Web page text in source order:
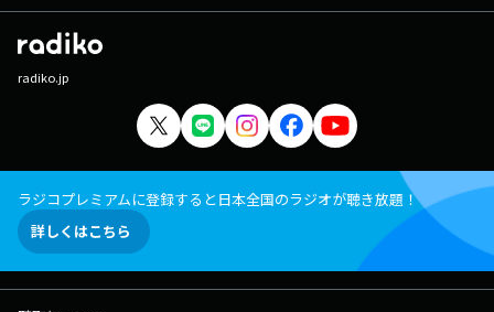
radiko.jp
ラジコプレミアムに登録すると日本全国のラジオが聴き放題！
詳しくはこちら